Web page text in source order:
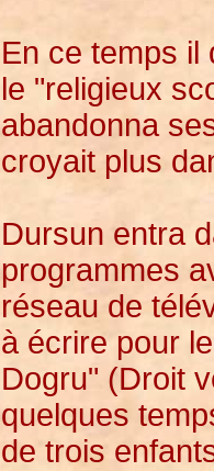
En ce temps il
le "religieux
abandonna
croyait plus
Dursun entra
programmes
réseau de
à écrire pour
Dogru" (Droit
quelques
de trois